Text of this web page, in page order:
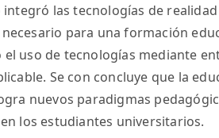
integró las tecnologías de
para una formación
uso de tecnologías mediante
Se con concluye que la
nuevos paradigmas
los estudiantes universitarios.